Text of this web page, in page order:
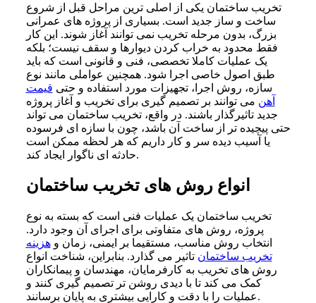
تخریب ساختمان یکی از اصلی ترین مراحل قبل از شروع
ساخت و ساز جدید است. بسیاری از پروژه های عمرانی
بزرگ، بدون مرحله تخریب نمی توانند آغاز شوند. این کار
فقط محدود به خراب کردن دیوارها و سقف نیست؛ بلکه
یک عملیات کاملا تخصصی، فنی و قانونی است که باید
طبق اصول خاصی اجرا شود. همچنین عواملی مانند نوع
سازه، روش اجرا، تجهیزات مورد استفاده و حتی قیمت
آهن می توانند بر تصمیم گیری برای تخریب و آغاز پروژه
جدید تاثیرگذار باشند. در واقع، تخریب ساختمان می تواند
حتی پیچیده تر از ساخت آن باشد، چون با سازه ای فرسوده
یا آسیب دیده سر و کار داریم که هر لحظه ممکن است
حادثه ای ناگوار ایجاد کند.
انواع روش های تخریب ساختمان
تخریب ساختمان یک عملیات فنی است که بسته به نوع
پروژه، روش های متفاوتی برای اجرای آن وجود دارد.
انتخاب روش مناسب، مستقیما بر ایمنی، زمان وهزینه
تخریب ساختمان تاثیر می گذارد. بنابراین، شناخت انواع
روش های تخریب به کارفرمایان، مهندسان و پیمانکاران
کمک می کند تا با دیدی روشن تر تصمیم گیری کنند و
عملیات را با دقت و کارایی بیشتری به پایان برسانند.